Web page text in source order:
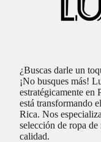
¿Buscas darle un
¡No busques más!
estratégicamente en
está transformando
Rica. Nos
selección de ropa
calidad.